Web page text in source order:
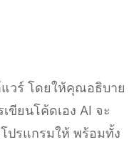
วร์ โดยให้คุณอธิบาย
ขียนโค้ดเอง AI จะ
ปรแกรมให้ พร้อมทั้ง